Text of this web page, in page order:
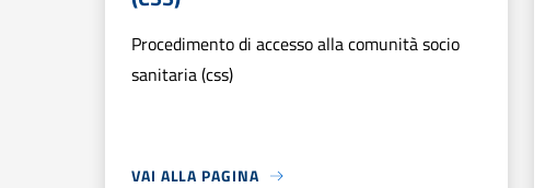
Procedimento di accesso alla comunità socio
sanitaria (css)
VAI ALLA PAGINA